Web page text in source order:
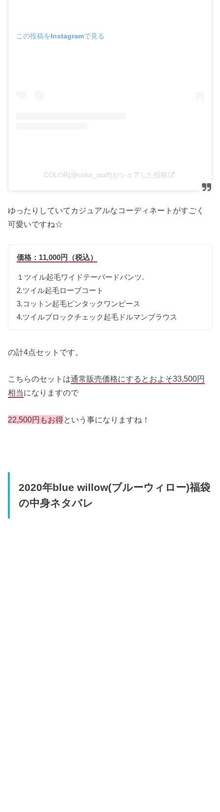
この投稿をInstagramで見る
COLOR(@color_staff)がシェアした投稿
ゆったりしていてカジュアルなコーディネートがすごく
可愛いですね☆
価格：11,000円（税込）
１ツイル起毛ワイドテーパードパンツ.
2.ツイル起毛ローブコート
3.コットン起毛ピンタックワンピース
4.ツイルブロックチェック起毛ドルマンブラウス
の計4点セットです。
こちらのセットは通常販売価格にするとおよそ33,500円
相当になりますので
22,500円もお得という事になりますね！
2020年blue willow(ブルーウィロー)福袋
の中身ネタバレ